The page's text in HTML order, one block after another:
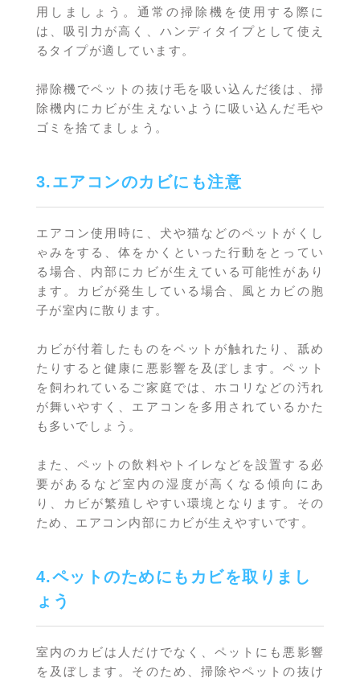
用しましょう。通常の掃除機を使用する際に
は、吸引力が高く、ハンディタイプとして使え
るタイプが適しています。
掃除機でペットの抜け毛を吸い込んだ後は、掃
除機内にカビが生えないように吸い込んだ毛や
ゴミを捨てましょう。
3.エアコンのカビにも注意
エアコン使用時に、犬や猫などのペットがくし
ゃみをする、体をかくといった行動をとってい
る場合、内部にカビが生えている可能性があり
ます。カビが発生している場合、風とカビの胞
子が室内に散ります。
カビが付着したものをペットが触れたり、舐め
たりすると健康に悪影響を及ぼします。ペット
を飼われているご家庭では、ホコリなどの汚れ
が舞いやすく、エアコンを多用されているかた
も多いでしょう。
また、ペットの飲料やトイレなどを設置する必
要があるなど室内の湿度が高くなる傾向にあ
り、カビが繁殖しやすい環境となります。その
ため、エアコン内部にカビが生えやすいです。
4.ペットのためにもカビを取りまし
ょう
室内のカビは人だけでなく、ペットにも悪影響
を及ぼします。そのため、掃除やペットの抜け